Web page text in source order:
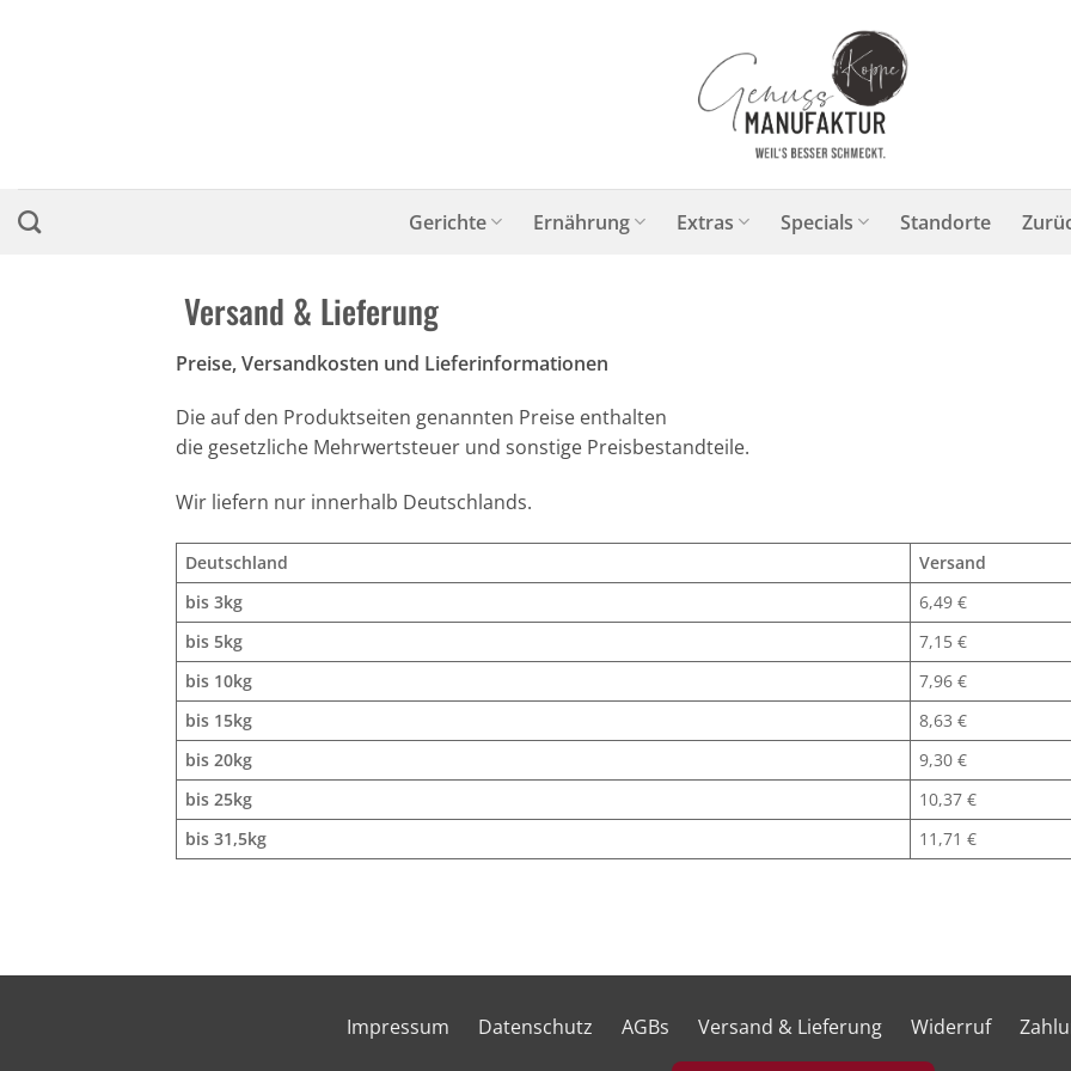
Gerichte Ernährung Extras Specials Standorte
Versand & Lieferung
Preise, Versandkosten und Lieferinformationen
Die auf den Produktseiten genannten Preise enthalten
die gesetzliche Mehrwertsteuer und sonstige Preisbestandteile.
Wir liefern nur innerhalb Deutschlands.
Deutschland
Versand
bis 3kg
6,49 €
bis 5kg
7,15 €
bis 10kg
7,96 €
bis 15kg
8,63 €
bis 20kg
9,30 €
bis 25kg
10,37 €
bis 31,5kg
11,71 €
Impressum Datenschutz AGBs Versand & Lieferung Widerruf